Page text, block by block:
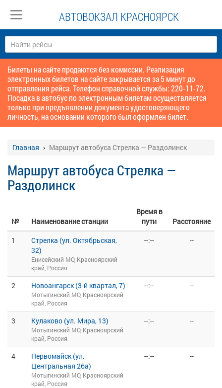
АВТОВОКЗАЛ КРАСНОЯРСК
Билеты на сайте продаются без комиссии. Реализация
электронных билетов на сайте закрывается за 5 минут до
отправления рейса. Телефон справочной службы: 220-11-72.
Посадка в автобус по электронным билетам осуществляется
только при предъявлении документа удостоверяющего
личность, на основании которого был оформлен билет.
Главная Маршрут автобуса Стрелка — Раздолинск
Маршрут автобуса Стрелка —
Раздолинск
№ Наименование станции
Время в
пути
Расстояние
1
Стрелка (ул. Октябрьская,
32)
Енисейский МО, Красноярский
край, Россия
--:-- --
2 Новоангарск (3-й квартал, 7)
Мотыгинский МО, Красноярский
край, Россия
--:-- --
3 Кулаково (ул. Мира, 13)
Мотыгинский МО, Красноярский
край, Россия
--:-- --
4
Первомайск (ул.
Центральная 26а)
Мотыгинский МО, Красноярский
край, Россия
--:-- --